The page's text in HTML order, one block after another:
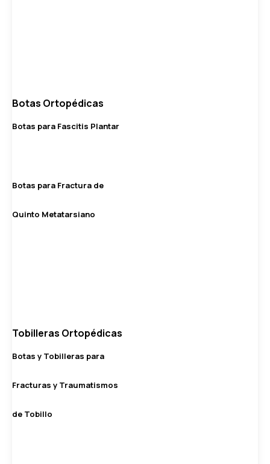
Botas Ortopédicas
Botas para Fascitis Plantar
Botas para Fractura de
Quinto Metatarsiano
Tobilleras Ortopédicas
Botas y Tobilleras para
Fracturas y Traumatismos
de Tobillo